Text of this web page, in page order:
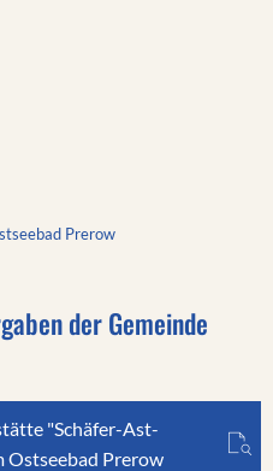
Prerow
der Gemeinde
"Schäfer-Ast-
Ostseebad Prerow